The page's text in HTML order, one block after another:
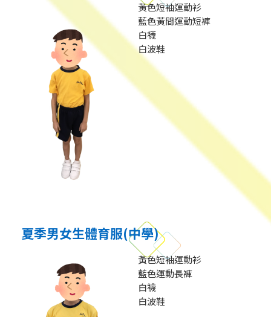
黃色短袖運動衫
藍色黃間運動短褲
白襪
白波鞋
夏季男女生體育服(中學)
黃色短袖運動衫
藍色運動長褲
白襪
白波鞋